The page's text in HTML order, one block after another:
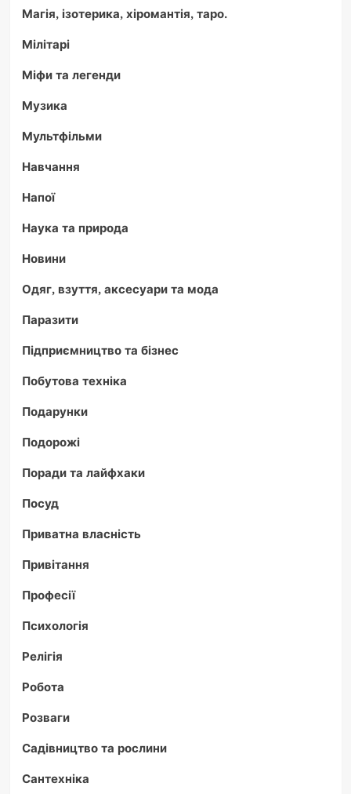
Магія, ізотерика, хіромантія, таро.
Мілітарі
Міфи та легенди
Музика
Мультфільми
Навчання
Напої
Наука та природа
Новини
Одяг, взуття, аксесуари та мода
Паразити
Підприємництво та бізнес
Побутова техніка
Подарунки
Подорожі
Поради та лайфхаки
Посуд
Приватна власність
Привітання
Професії
Психологія
Релігія
Робота
Розваги
Садівництво та рослини
Сантехніка